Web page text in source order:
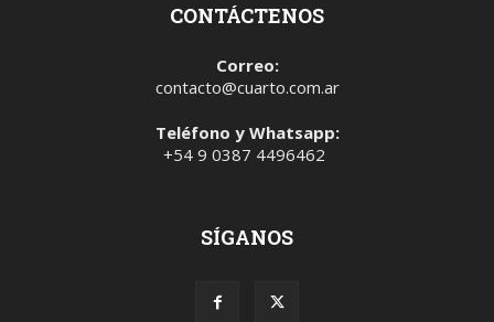
CONTÁCTENOS
Correo:
contacto@cuarto.com.ar
Teléfono y Whatsapp:
+54 9 0387 4496462
SÍGANOS